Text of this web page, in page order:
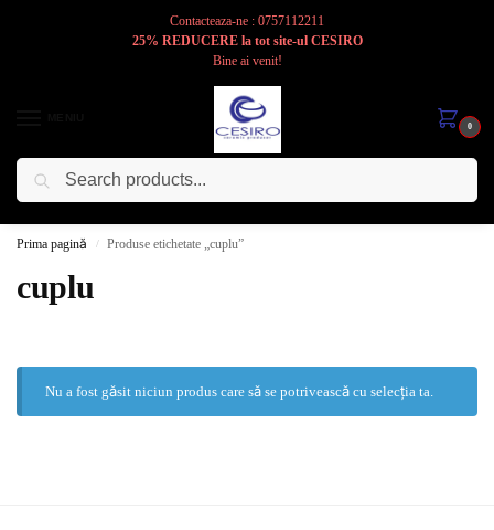
Contacteaza-ne : 0757112211
25% REDUCERE la tot site-ul CESIRO
Bine ai venit!
0
Cesiro
Prima pagină / Produse etichetate „cuplu”
cuplu
Nu a fost găsit niciun produs care să se potrivească cu selecția ta.